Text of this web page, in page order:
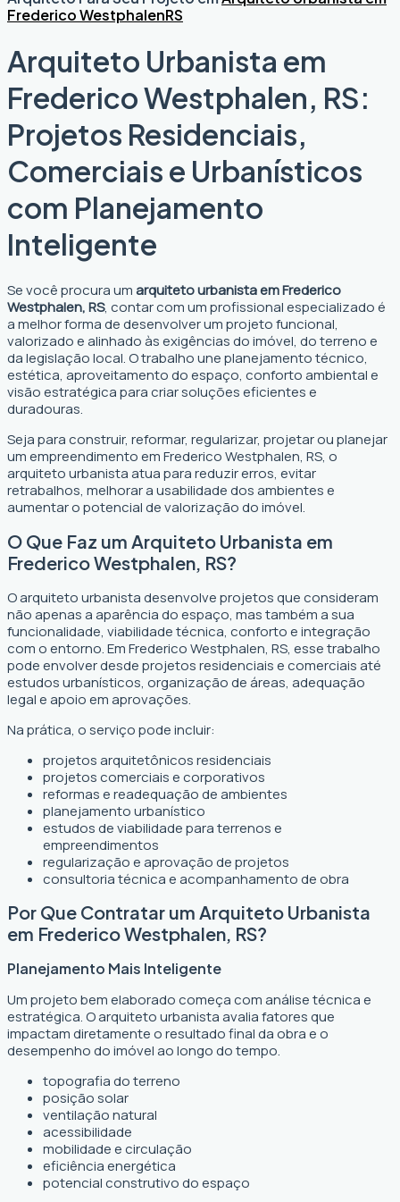
Frederico WestphalenRS
Arquiteto Urbanista em
Frederico Westphalen, RS:
Projetos Residenciais,
Comerciais e Urbanísticos
com Planejamento
Inteligente
Se você procura umarquiteto urbanista em Frederico
Westphalen, RS, contar com um profissional especializado é
a melhor forma de desenvolver um projeto funcional,
valorizado e alinhado às exigências do imóvel, do terreno e
da legislação local. O trabalho une planejamento técnico,
estética, aproveitamento do espaço, conforto ambiental e
visão estratégica para criar soluções eficientes e
duradouras.
Seja para construir, reformar, regularizar, projetar ou planejar
um empreendimento em Frederico Westphalen, RS, o
arquiteto urbanista atua para reduzir erros, evitar
retrabalhos, melhorar a usabilidade dos ambientes e
aumentar o potencial de valorização do imóvel.
O Que Faz um Arquiteto Urbanista em
Frederico Westphalen, RS?
O arquiteto urbanista desenvolve projetos que consideram
não apenas a aparência do espaço, mas também a sua
funcionalidade, viabilidade técnica, conforto e integração
com o entorno. Em Frederico Westphalen, RS, esse trabalho
pode envolver desde projetos residenciais e comerciais até
estudos urbanísticos, organização de áreas, adequação
legal e apoio em aprovações.
Na prática, o serviço pode incluir:
projetos arquitetônicos residenciais
projetos comerciais e corporativos
reformas e readequação de ambientes
planejamento urbanístico
estudos de viabilidade para terrenos e
empreendimentos
regularização e aprovação de projetos
consultoria técnica e acompanhamento de obra
Por Que Contratar um Arquiteto Urbanista
em Frederico Westphalen, RS?
Planejamento Mais Inteligente
Um projeto bem elaborado começa com análise técnica e
estratégica. O arquiteto urbanista avalia fatores que
impactam diretamente o resultado final da obra e o
desempenho do imóvel ao longo do tempo.
topografia do terreno
posição solar
ventilação natural
acessibilidade
mobilidade e circulação
eficiência energética
potencial construtivo do espaço